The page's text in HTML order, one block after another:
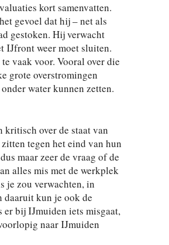
kort samenvatten.
gevoel dat hij – net als
gestoken. Hij verwacht
IJfront weer moet sluiten.
vaak voor. Vooral over die
grote overstromingen
water kunnen zetten.
kritisch over de staat van
tegen het eind van hun
maar zeer de vraag of de
alles mis met de werkplek
je zou verwachten, in
daaruit kun je ook de
bij IJmuiden iets misgaat,
naar IJmuiden